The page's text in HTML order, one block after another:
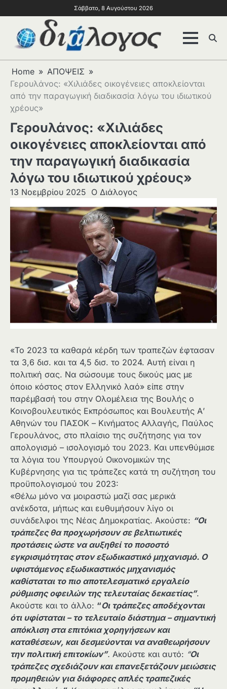
Σάββατο, 8 Αυγούστου 2026
Home
ΑΠΟΨΕΙΣ
Γερουλάνος: «Χιλιάδες οικογένειες αποκλείονται
από την παραγωγική διαδικασία λόγω του ιδιωτικού
χρέους»
Γερουλάνος: «Χιλιάδες
οικογένειες αποκλείονται από
την παραγωγική διαδικασία
λόγω του ιδιωτικού χρέους»
13 Νοεμβρίου 2025 Ο Διάλογος
«Το 2023 τα καθαρά κέρδη των τραπεζών έφτασαν
τα 3,6 δισ. και τα 4,5 δισ. το 2024. Αυτή είναι η
πολιτική σας. Να σώσουμε τους δικούς μας με
όποιο κόστος στον Ελληνικό λαό» είπε στην
παρέμβασή του στην Ολομέλεια της Βουλής ο
Κοινοβουλευτικός Εκπρόσωπος και Βουλευτής Α’
Αθηνών του ΠΑΣΟΚ – Κινήματος Αλλαγής, Παύλος
Γερουλάνος, στο πλαίσιο της συζήτησης για τον
απολογισμό – ισολογισμό του 2023. Και υπενθύμισε
τα λόγια του Υπουργού Οικονομικών της
Κυβέρνησης για τις τράπεζες κατά τη συζήτηση του
προϋπολογισμού του 2023:
«Θέλω μόνο να μοιραστώ μαζί σας μερικά
ανέκδοτα, μήπως και ευθυμήσουν λίγο οι
συνάδελφοι της Νέας Δημοκρατίας. Ακούστε: “Οι
τράπεζες θα προχωρήσουν σε βελτιωτικές
προτάσεις ώστε να αυξηθεί το ποσοστό
εγκρισιμότητας στον εξωδικαστικό μηχανισμό. Ο
υφιστάμενος εξωδικαστικός μηχανισμός
καθίσταται το πιο αποτελεσματικό εργαλείο
ρύθμισης οφειλών της τελευταίας δεκαετίας”.
Ακούστε και το άλλο: “Οι τράπεζες αποδέχονται
ότι υφίσταται – το τελευταίο διάστημα – σημαντική
απόκλιση στα επιτόκια χορηγήσεων και
καταθέσεων, και δεσμεύονται να αναθεωρήσουν
την πολιτική επιτοκίων”. Ακούστε και αυτό: “Οι
τράπεζες σχεδιάζουν και επανεξετάζουν μειώσεις
προμηθειών για διάφορες απλές τραπεζικές